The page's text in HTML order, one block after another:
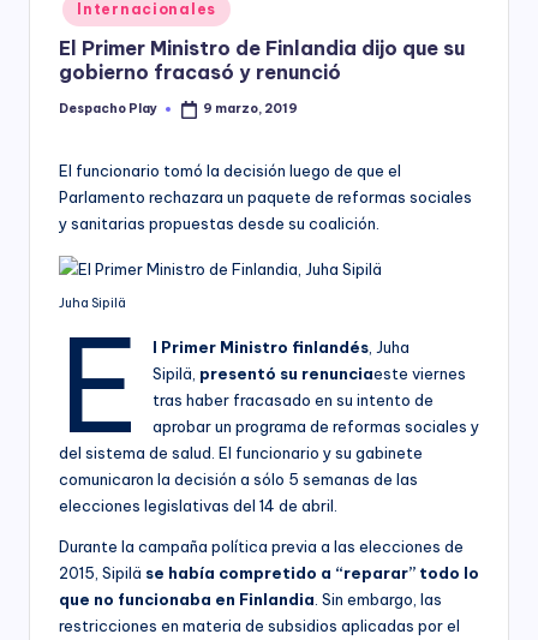
y
in
Internacionales
El Primer Ministro de Finlandia dijo que su
gobierno fracasó y renunció
Posted
Despacho Play 9 marzo, 2019
El funcionario tomó la decisión luego de que el
Parlamento rechazara un paquete de reformas sociales
y sanitarias propuestas desde su coalición.
Juha Sipilä
E l Primer Ministro finlandés, Juha
Sipilä, presentó su renunciaeste viernes
tras haber fracasado en su intento de
aprobar un programa de reformas sociales y
del sistema de salud. El funcionario y su gabinete
comunicaron la decisión a sólo 5 semanas de las
elecciones legislativas del 14 de abril.
Durante la campaña política previa a las elecciones de
2015, Sipilä se había compretido a “reparar” todo lo
que no funcionaba en Finlandia. Sin embargo, las
restricciones en materia de subsidios aplicadas por el